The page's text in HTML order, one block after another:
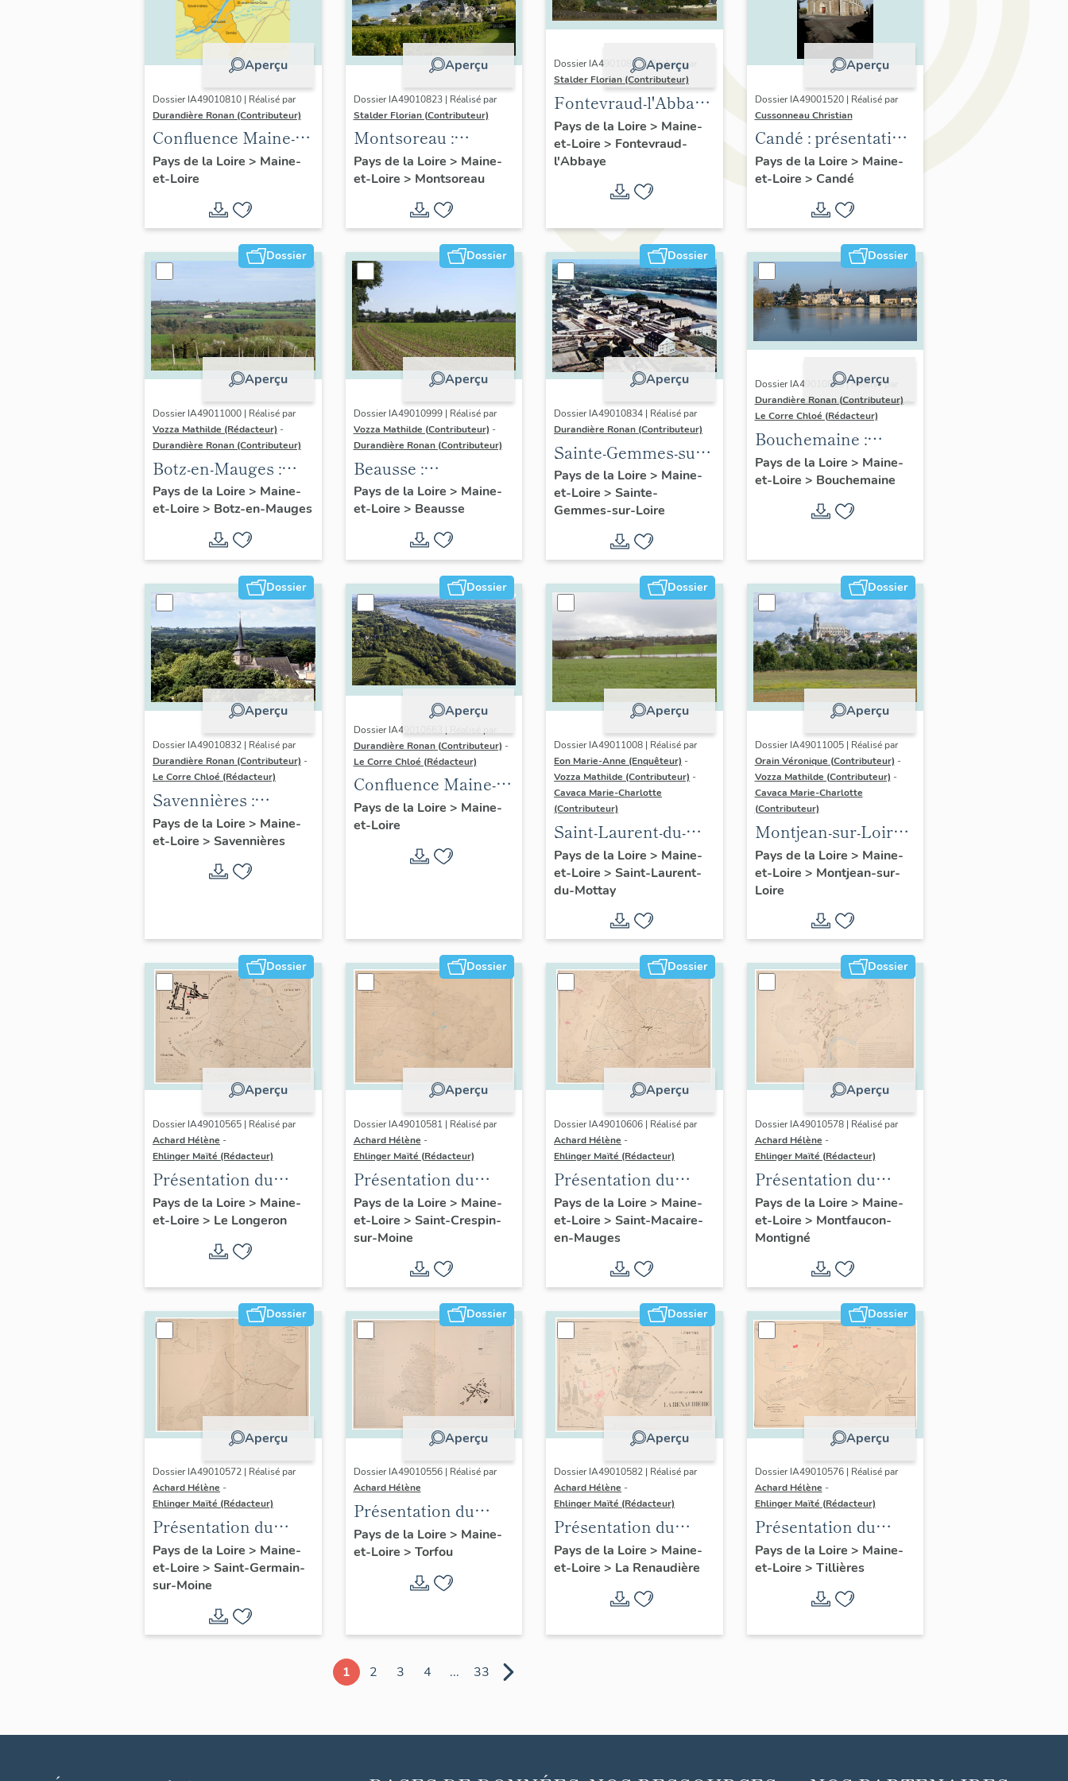
Aperçu
Dossier IA49010810 | Réalisé par
Durandière Ronan (Contributeur)
Confluence Maine-
Loire : présentation
de l'opération
thématique
Pays de la Loire > Maine-
et-Loire
Aperçu
Dossier IA49010823 | Réalisé par
Stalder Florian (Contributeur)
Montsoreau :
présentation de la
commune
Pays de la Loire > Maine-
et-Loire > Montsoreau
Aperçu
Dossier IA49010822 | Réalisé par
Stalder Florian (Contributeur)
Fontevraud-l'Abbaye
: présentation de la
commune
Pays de la Loire > Maine-
et-Loire > Fontevraud-
l'Abbaye
Aperçu
Dossier IA49001520 | Réalisé par
Cussonneau Christian
Candé : présentation
de la commune
Pays de la Loire > Maine-
et-Loire > Candé
Dossier
Aperçu
Dossier IA49011000 | Réalisé par
Vozza Mathilde (Rédacteur) -
Durandière Ronan (Contributeur)
Botz-en-Mauges :
présentation de la
commune
Pays de la Loire > Maine-
et-Loire > Botz-en-Mauges
Dossier
Aperçu
Dossier IA49010999 | Réalisé par
Vozza Mathilde (Contributeur) -
Durandière Ronan (Contributeur)
Beausse :
présentation de la
commune
Pays de la Loire > Maine-
et-Loire > Beausse
Dossier
Aperçu
Dossier IA49010834 | Réalisé par
Durandière Ronan (Contributeur)
Sainte-Gemmes-sur-
Loire : présentation
de la commune
Pays de la Loire > Maine-
et-Loire > Sainte-
Gemmes-sur-Loire
Dossier
Aperçu
Dossier IA49010833 | Réalisé par
Durandière Ronan (Contributeur)
Le Corre Chloé (Rédacteur)
Bouchemaine :
présentation de la
commune
Pays de la Loire > Maine-
et-Loire > Bouchemaine
Dossier
Aperçu
Dossier IA49010832 | Réalisé par
Durandière Ronan (Contributeur) -
Le Corre Chloé (Rédacteur)
Savennières :
présentation de la
commune
Pays de la Loire > Maine-
et-Loire > Savennières
Dossier
Aperçu
Dossier IA49010663 | Réalisé par
Durandière Ronan (Contributeur) -
Le Corre Chloé (Rédacteur)
Confluence Maine-
Loire : présentation
de l'aire d'étude
Pays de la Loire > Maine-
et-Loire
Dossier
Aperçu
Dossier IA49011008 | Réalisé par
Eon Marie-Anne (Enquêteur) -
Vozza Mathilde (Contributeur) -
Cavaca Marie-Charlotte
(Contributeur)
Saint-Laurent-du-
Mottay :
présentation de la
commune
Pays de la Loire > Maine-
et-Loire > Saint-Laurent-
du-Mottay
Dossier
Aperçu
Dossier IA49011005 | Réalisé par
Orain Véronique (Contributeur) -
Vozza Mathilde (Contributeur) -
Cavaca Marie-Charlotte
(Contributeur)
Montjean-sur-Loire :
présentation de la
commune
Pays de la Loire > Maine-
et-Loire > Montjean-sur-
Loire
Dossier
Aperçu
Dossier IA49010565 | Réalisé par
Achard Hélène -
Ehlinger Maïté (Rédacteur)
Présentation du
patrimoine
industriel de la
commune du
Pays de la Loire > Maine-
et-Loire > Le Longeron
Dossier
Aperçu
Dossier IA49010581 | Réalisé par
Achard Hélène -
Ehlinger Maïté (Rédacteur)
Présentation du
patrimoine
industriel de la
commune de Saint-
Crespin-sur-Moine
Pays de la Loire > Maine-
et-Loire > Saint-Crespin-
sur-Moine
Dossier
Aperçu
Dossier IA49010606 | Réalisé par
Achard Hélène -
Ehlinger Maïté (Rédacteur)
Présentation du
patrimoine
industriel de la
commune de Saint-
Macaire-en-Mauges
Pays de la Loire > Maine-
et-Loire > Saint-Macaire-
en-Mauges
Dossier
Aperçu
Dossier IA49010578 | Réalisé par
Achard Hélène -
Ehlinger Maïté (Rédacteur)
Présentation du
patrimoine
industriel de la
commune de
Montfaucon-
Montigné
Pays de la Loire > Maine-
et-Loire > Montfaucon-
Montigné
Dossier
Aperçu
Dossier IA49010572 | Réalisé par
Achard Hélène -
Ehlinger Maïté (Rédacteur)
Présentation du
patrimoine
industriel de la
commune de Saint-
Germain-sur-Moine
Pays de la Loire > Maine-
et-Loire > Saint-Germain-
sur-Moine
Dossier
Aperçu
Dossier IA49010556 | Réalisé par
Achard Hélène
Présentation du
patrimoine
industriel de la
commune de Torfou
Pays de la Loire > Maine-
et-Loire > Torfou
Dossier
Aperçu
Dossier IA49010582 | Réalisé par
Achard Hélène -
Ehlinger Maïté (Rédacteur)
Présentation du
patrimoine
industriel de la
commune de La
Pays de la Loire > Maine-
et-Loire > La Renaudière
Dossier
Aperçu
Dossier IA49010576 | Réalisé par
Achard Hélène -
Ehlinger Maïté (Rédacteur)
Présentation du
patrimoine
industriel de la
commune de
Pays de la Loire > Maine-
et-Loire > Tillières
1 2 3 4 ... 33